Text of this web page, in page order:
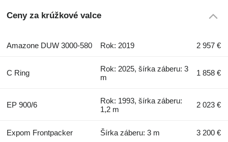
Ceny za krúžkové valce
Amazone DUW 3000-580 Rok: 2019 2 957 €
C Ring
Rok: 2025, šírka záberu: 3
m
1 858 €
EP 900/6
Rok: 1993, šírka záberu:
1,2 m
2 023 €
Expom Frontpacker Šírka záberu: 3 m 3 200 €